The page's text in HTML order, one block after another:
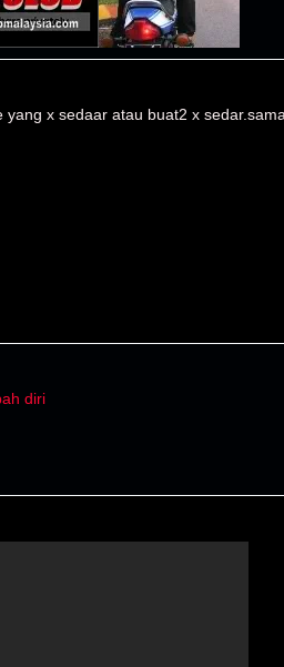
x sedaar atau buat2 x
diri